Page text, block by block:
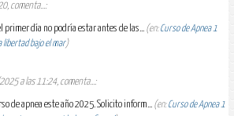
comenta...:
primer día no podría estar antes de las... (en:Curso de Apnea 1
libertad bajo el mar)
a las 11:24, comenta...:
de apnea este año 2025. Solicito inform... (en:Curso de Apnea 1